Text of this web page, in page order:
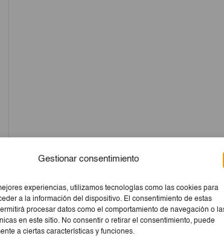
Gestionar consentimiento
experiencias, utilizamos tecnologías como las cookies para
a la información del dispositivo. El consentimiento de estas
procesar datos como el comportamiento de navegación o
en este sitio. No consentir o retirar el consentimiento, puede
a ciertas características y funciones.